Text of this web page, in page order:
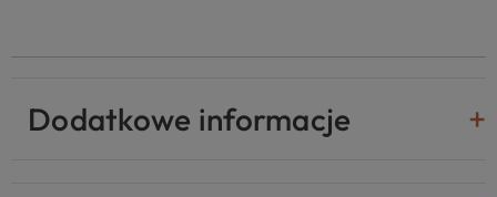
Dodatkowe informacje